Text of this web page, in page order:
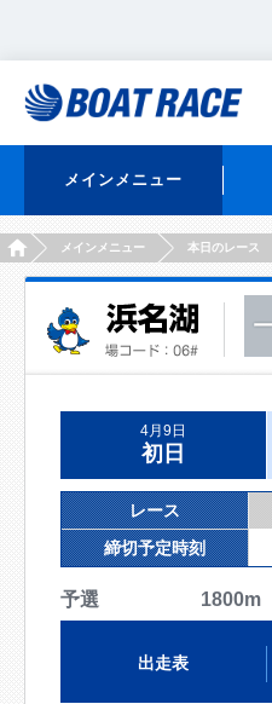
メインメニュー
HOMEメインメニュー 本日のレース
4月9日
初日
レース
締切予定時刻
予選 1800m
出走表